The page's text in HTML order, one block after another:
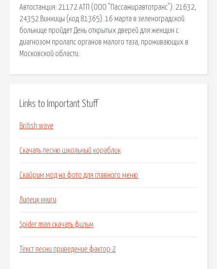
Автостанция: 21172 АТП (ООО "Пассажиравтотранс"): 21632,
24352 Винницы (код 81365). 16 марта в зеленоградской
больнице пройдет День открытых дверей для женщин с
диагнозом пролапс органов малого таза, проживающих в
Московской области.
Links to Important Stuff
British wave
Скачать песню школьный кораблик
Скайрим мод на фото для главного меню
Липецк книги
Spider man скачать фильм
Текст песни приведение фактор 2